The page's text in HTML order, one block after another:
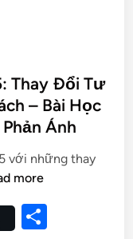
Thay Đổi Tư
– Bài Học
Ánh
với những thay
more